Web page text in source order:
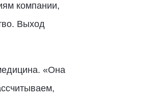
компании,
Выход
«Она